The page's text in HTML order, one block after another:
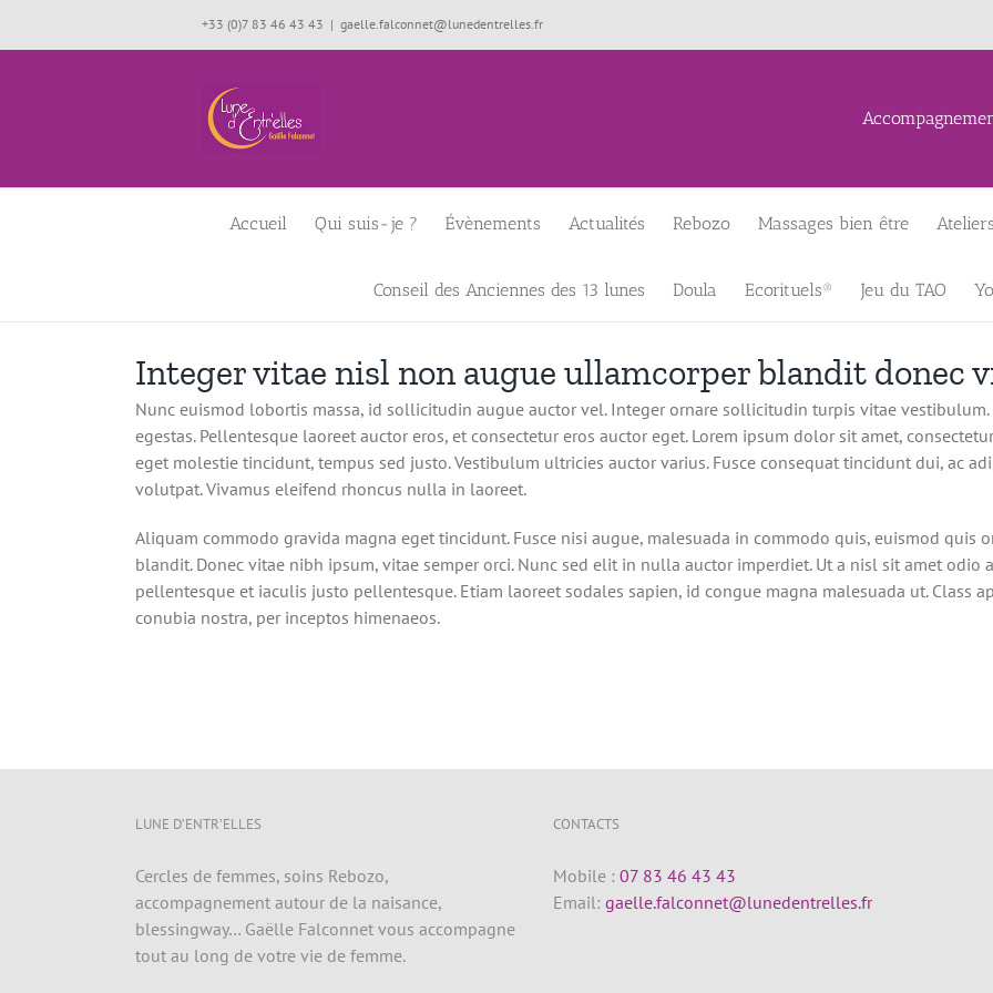
+33 (0)7 83 46 43 43 | gaelle.falconnet@lunedentrelles.fr
Accueil Qui suis-je ? Évènements Actualités Rebozo Massages bien être
Conseil des Anciennes des 13 lunes Doula Ecorituels® Jeu du TAO
Integer vitae nisl non augue ullamcorper blandit donec
Nunc euismod lobortis massa, id sollicitudin augue auctor vel. Integer ornare sollicitudin turpis vitae
egestas. Pellentesque laoreet auctor eros, et consectetur eros auctor eget. Lorem ipsum dolor sit amet,
eget molestie tincidunt, tempus sed justo. Vestibulum ultricies auctor varius. Fusce consequat tincidunt dui, ac
volutpat. Vivamus eleifend rhoncus nulla in laoreet.
Aliquam commodo gravida magna eget tincidunt. Fusce nisi augue, malesuada in commodo quis, euismod quis
blandit. Donec vitae nibh ipsum, vitae semper orci. Nunc sed elit in nulla auctor imperdiet. Ut a nisl sit amet odio
pellentesque et iaculis justo pellentesque. Etiam laoreet sodales sapien, id congue magna malesuada ut. Class
conubia nostra, per inceptos himenaeos.
LUNE D’ENTR’ELLES
Cercles de femmes, soins Rebozo,
accompagnement autour de la naisance,
blessingway… Gaëlle Falconnet vous accompagne
tout au long de votre vie de femme.
CONTACTS
Mobile :07 83 46 43 43
Email:gaelle.falconnet@lunedentrelles.fr